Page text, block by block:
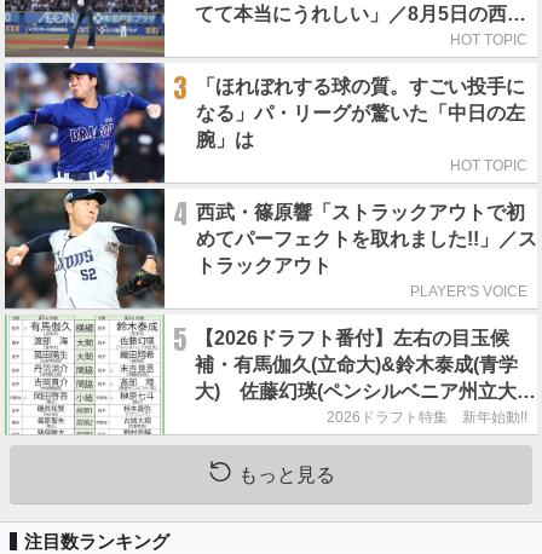
てて本当にうれしい」／8月5日の西武
HOT TOPIC
3
「ほれぼれする球の質。すごい投手に
なる」パ・リーグが驚いた「中日の左
腕」は
HOT TOPIC
4 西武・篠原響「ストラックアウトで初
めてパーフェクトを取れました!!」／ス
トラックアウト
PLAYER'S VOICE
5
【2026ドラフト番付】左右の目玉候
補・有馬伽久(立命大)&鈴木泰成(青学
大) 佐藤幻瑛(ペンシルベニア州立大)
の強行指名はあるのか？2026ドラフト特集 新年始動!!
もっと見る
注目数ランキング